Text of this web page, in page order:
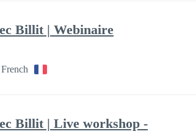
Billit | Webinaire
Billit | Live workshop -